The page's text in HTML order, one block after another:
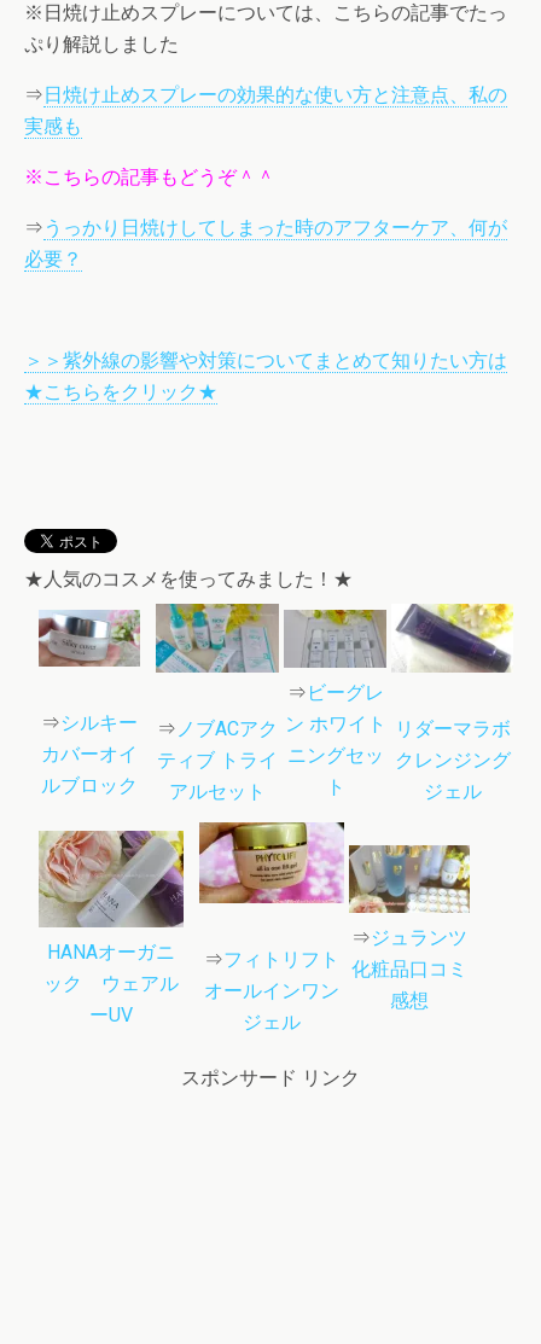
※日焼け止めスプレーについては、こちらの記事でたっ
ぷり解説しました
⇒ 日焼け止めスプレーの効果的な使い方と注意点、私の
実感も
※こちらの記事もどうぞ＾＾
⇒ うっかり日焼けしてしまった時のアフターケア、何が
必要？
＞＞紫外線の影響や対策についてまとめて知りたい方は
★こちらをクリック★
★人気のコスメを使ってみました！★
⇒シルキー
カバーオイ
ルブロック
⇒ ノブACアク
ティブ トライ
アルセット
⇒ ビーグレ
ン ホワイト
ニングセッ
ト
リダーマラボ
クレンジング
ジェル
HANAオーガニ
ック ウェアル
ーUV
⇒フィトリフト
オールインワン
ジェル
⇒ジュランツ
化粧品口コミ
感想
スポンサード リンク